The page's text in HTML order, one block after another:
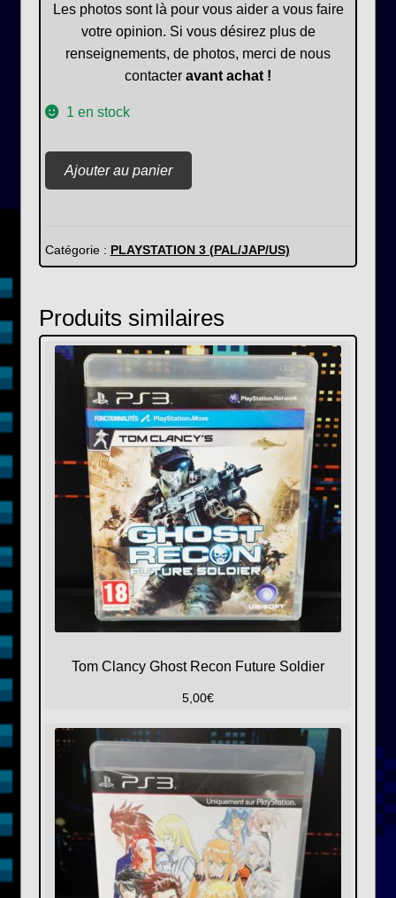
Les photos sont là pour vous aider a vous faire
votre opinion. Si vous désirez plus de
renseignements, de photos, merci de nous
contacter avant achat !
1 en stock
de
Persia
:
sables
oubliés
Ajouter au panier
Catégorie : PLAYSTATION 3 (PAL/JAP/US)
Produits similaires
Tom Clancy Ghost Recon Future Soldier
5,00€